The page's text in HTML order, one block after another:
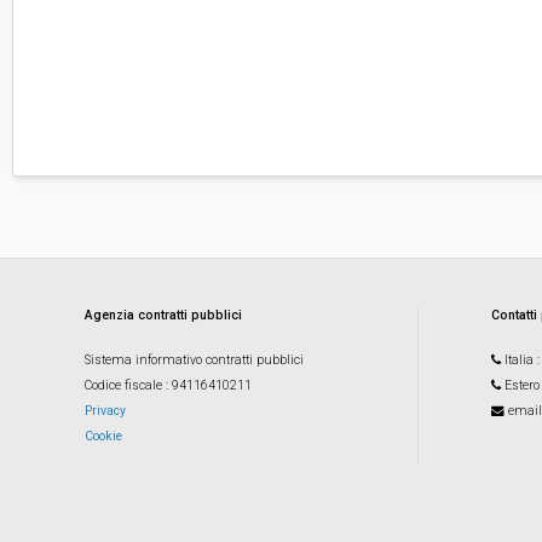
Agenzia contratti pubblici
Sistema informativo contratti pubblici
Codice fiscale : 94116410211
Privacy
Cookie
Italia
Estero
email